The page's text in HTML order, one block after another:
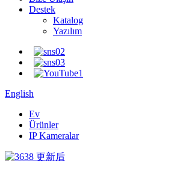
Destek
Katalog
Yazılım
English
Ev
Ürünler
IP Kameralar